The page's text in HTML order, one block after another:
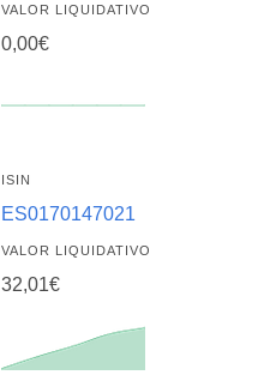
VALOR LIQUIDATIVO
0,00€
ISIN
ES0170147021
VALOR LIQUIDATIVO
32,01€